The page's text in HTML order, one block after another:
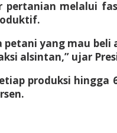
melalui
yang mau
alsintan,” ujar
produksi hingga